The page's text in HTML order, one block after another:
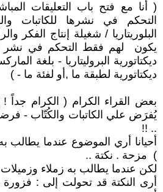
( أنا مع فتح باب التعليقات
التحكم في نشرها للكاتبات
البلوريتاريا / شغيلة إنتاج الفكر
يكون لهم فقط التحكم في نشر
ديكتاتورية البروليتاريا - بلغة
ديكتاتورية لطبقة ما ,أو لفئة ما - )
بعض القراء الكرام ( الكرام
يُفرَض علي الكاتبات والكُتّاب -
.. !!
أحيانا أري الموضوع عندما يطالب
) مزحة . نكتة ..
لكن عندما يطالب به زملاء
أرى النكتة قد تحولت إلى :